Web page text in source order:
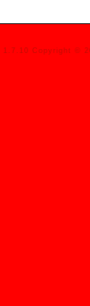
1.7.10 Copyright ©